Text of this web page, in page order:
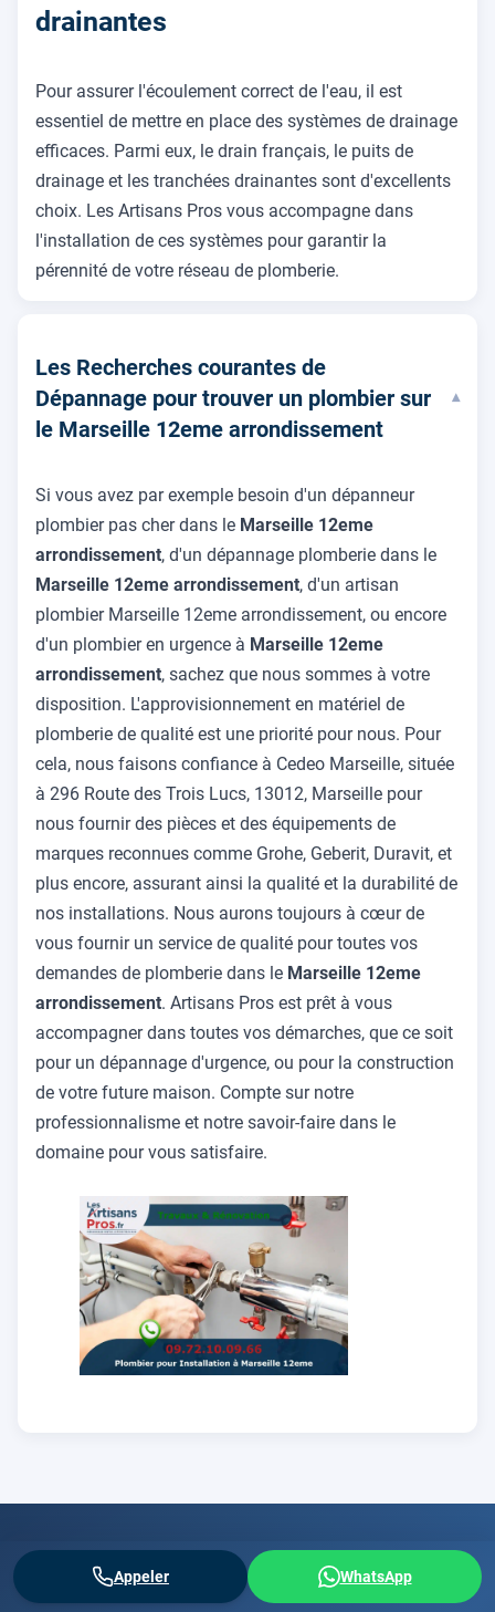
drainantes
Pour assurer l'écoulement correct de l'eau, il est
essentiel de mettre en place des systèmes de drainage
efficaces. Parmi eux, le drain français, le puits de
drainage et les tranchées drainantes sont d'excellents
choix. Les Artisans Pros vous accompagne dans
l'installation de ces systèmes pour garantir la
pérennité de votre réseau de plomberie.
Les Recherches courantes de
Dépannage pour trouver un plombier sur
le Marseille 12eme arrondissement
▾
Si vous avez par exemple besoin d'un dépanneur
plombier pas cher dans le Marseille 12eme
arrondissement, d'un dépannage plomberie dans le
Marseille 12eme arrondissement, d'un artisan
plombier Marseille 12eme arrondissement, ou encore
d'un plombier en urgence à Marseille 12eme
arrondissement, sachez que nous sommes à votre
disposition. L'approvisionnement en matériel de
plomberie de qualité est une priorité pour nous. Pour
cela, nous faisons confiance à Cedeo Marseille, située
à 296 Route des Trois Lucs, 13012, Marseille pour
nous fournir des pièces et des équipements de
marques reconnues comme Grohe, Geberit, Duravit, et
plus encore, assurant ainsi la qualité et la durabilité de
nos installations. Nous aurons toujours à cœur de
vous fournir un service de qualité pour toutes vos
demandes de plomberie dans le Marseille 12eme
arrondissement. Artisans Pros est prêt à vous
accompagner dans toutes vos démarches, que ce soit
pour un dépannage d'urgence, ou pour la construction
de votre future maison. Compte sur notre
professionnalisme et notre savoir-faire dans le
domaine pour vous satisfaire.
Appeler WhatsApp